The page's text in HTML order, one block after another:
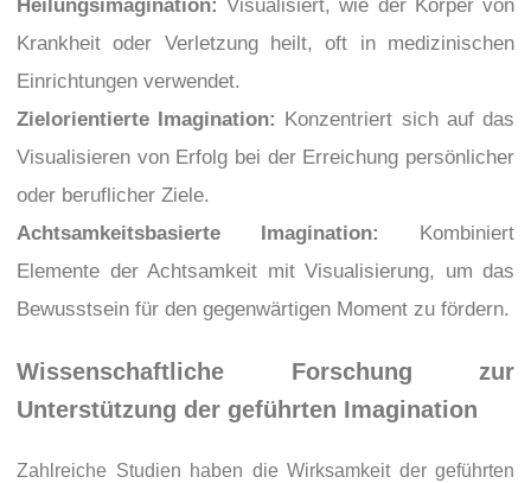
Heilungsimagination: Visualisiert, wie der Körper von
Krankheit oder Verletzung heilt, oft in medizinischen
Einrichtungen verwendet.
Zielorientierte Imagination:
Konzentriert sich auf das
Visualisieren von Erfolg bei der Erreichung persönlicher
oder beruflicher Ziele.
Achtsamkeitsbasierte Imagination:
Kombiniert
Elemente der Achtsamkeit mit Visualisierung, um das
Bewusstsein für den gegenwärtigen Moment zu fördern.
Wissenschaftliche Forschung zur
Unterstützung der geführten Imagination
Zahlreiche Studien haben die Wirksamkeit der geführten